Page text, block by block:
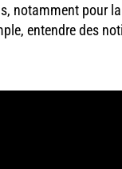
notamment pour
entendre des